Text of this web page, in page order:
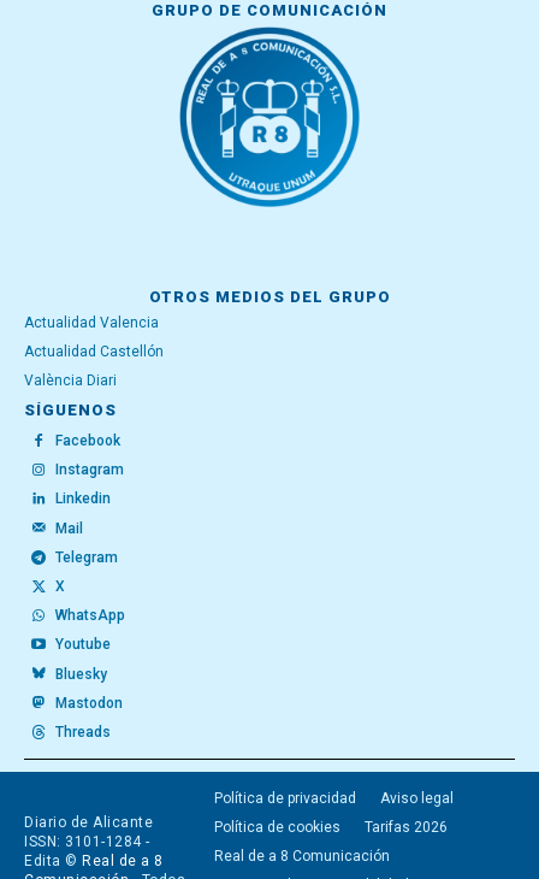
GRUPO DE COMUNICACIÓN
OTROS MEDIOS DEL GRUPO
Actualidad Valencia
Actualidad Castellón
València Diari
SÍGUENOS
Facebook
Instagram
Linkedin
Mail
Telegram
X
WhatsApp
Youtube
Bluesky
Mastodon
Threads
Diario de Alicante
ISSN: 3101-1284 -
Edita © Real de a 8
Política de privacidad
Aviso legal
Política de cookies
Tarifas 2026
Real de a 8 Comunicación